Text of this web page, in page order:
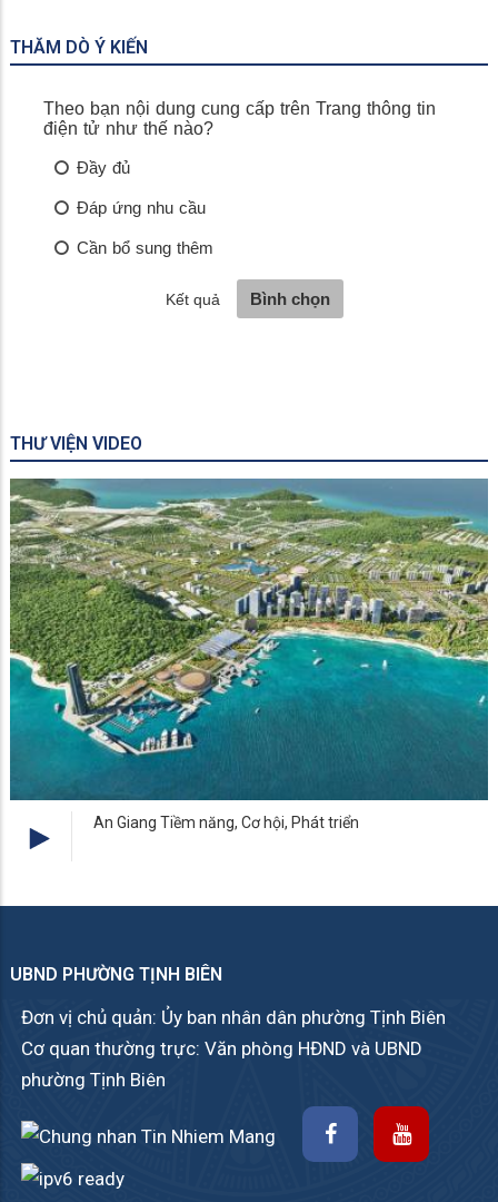
THĂM DÒ Ý KIẾN
THƯ VIỆN VIDEO
An Giang Tiềm năng, Cơ hội, Phát triển
UBND PHƯỜNG TỊNH BIÊN
Đơn vị chủ quản: Ủy ban nhân dân phường Tịnh Biên
Cơ quan thường trực: Văn phòng HĐND và UBND
phường Tịnh Biên